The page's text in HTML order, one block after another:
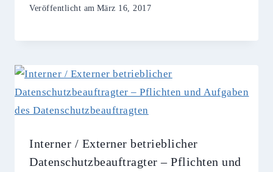
Veröffentlicht am März 16, 2017
Interner / Externer betrieblicher
Datenschutzbeauftragter – Pflichten und